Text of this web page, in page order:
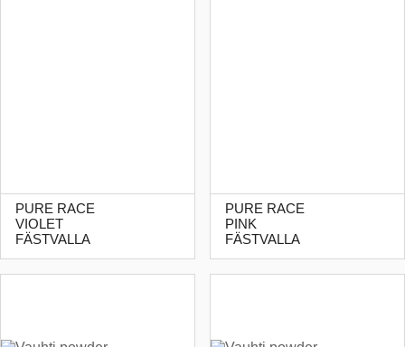
PURE RACE
VIOLET
FÄSTVALLA
PURE RACE
PINK
FÄSTVALLA